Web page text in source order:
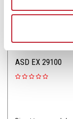
ASD EX 29100